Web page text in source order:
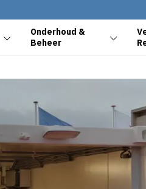
Onderhoud &
Beheer